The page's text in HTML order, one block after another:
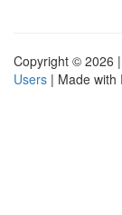
Copyright © 2026 |
Users | Made with